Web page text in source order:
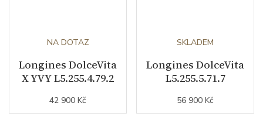
NA DOTAZ
Longines DolceVita
X YVY L5.255.4.79.2
42 900 Kč
SKLADEM
Longines DolceVita
L5.255.5.71.7
56 900 Kč